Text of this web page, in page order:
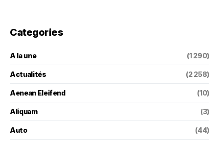
Categories
A la une (1 290)
Actualités (2 258)
Aenean Eleifend (10)
Aliquam (3)
Auto (44)